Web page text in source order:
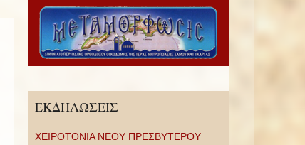
ΕΚΔΗΛΩΣΕΙΣ
ΧΕΙΡΟΤΟΝΙΑ ΝΕΟΥ ΠΡΕΣΒΥΤΕΡΟΥ